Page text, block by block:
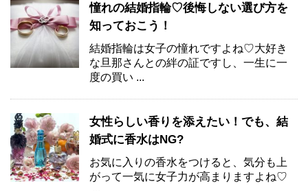
憧れの結婚指輪♡後悔しない選び方を
知っておこう！
結婚指輪は女子の憧れですよね♡大好き
な旦那さんとの絆の証ですし、一生に一
度の買い ...
女性らしい香りを添えたい！でも、結
婚式に香水はNG?
お気に入りの香水をつけると、気分も上
がって一気に女子力が高まりますよね♡